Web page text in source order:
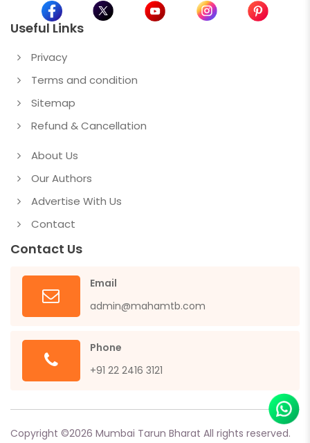
Useful Links
Privacy
Terms and condition
Sitemap
Refund & Cancellation
About Us
Our Authors
Advertise With Us
Contact
Contact Us
Email
admin@mahamtb.com
Phone
+91 22 2416 3121
Copyright ©2026 Mumbai Tarun Bharat All rights reserved.